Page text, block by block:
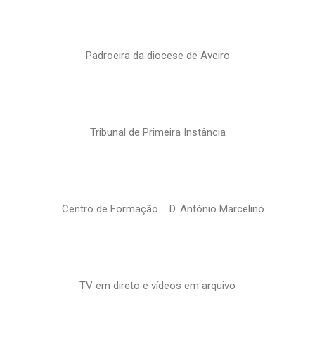
Padroeira da diocese de Aveiro
Tribunal de Primeira Instância
Centro de Formação D. António Marcelino
TV em direto e vídeos em arquivo